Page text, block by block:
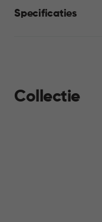
het opbergen van
Specificaties
Collectie